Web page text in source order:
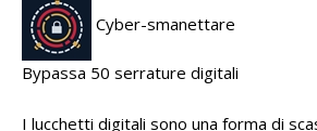
Cyber-smanettare
Bypassa 50 serrature digitali
I lucchetti digitali sono una forma di